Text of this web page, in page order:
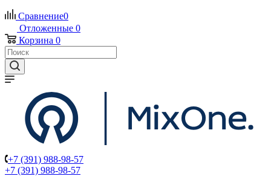
Сравнение0
Отложенные 0
Корзина 0
+7 (391) 988-98-57
+7 (391) 988-98-57